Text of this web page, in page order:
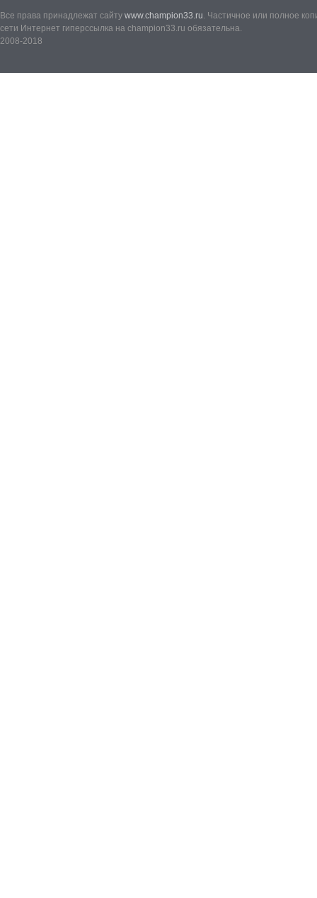
Все права принадлежат сайту www.champion33.ru. Частичное или полное
сети Интернет гиперссылка на champion33.ru обязательна.
2008-2018